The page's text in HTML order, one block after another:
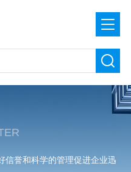
信誉和科学的管理促进企业迅